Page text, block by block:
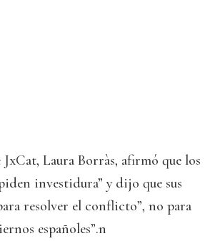
Laura Borràs, afirmó que los
investidura” y dijo que sus
resolver el conflicto”, no para
españoles”.n